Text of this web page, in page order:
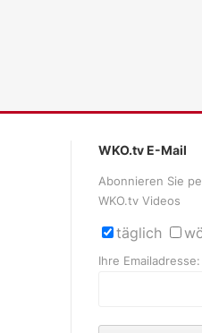
WKO.tv E-Mail
Abonnieren Sie
WKO.tv Videos
täglich
Ihre Emailadresse: